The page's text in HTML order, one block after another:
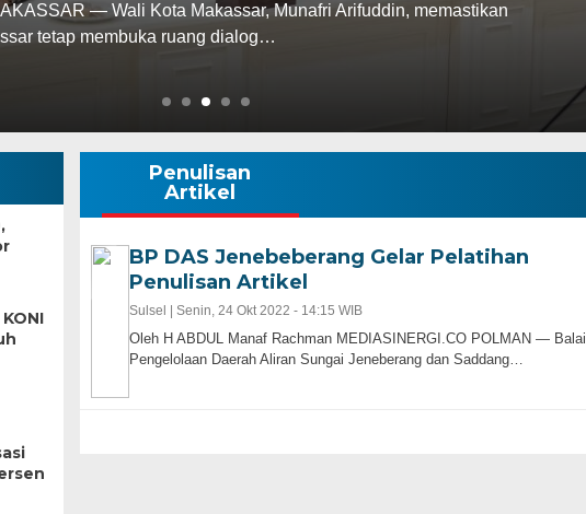
— Pengurus Karang Taruna Kota Makassar menegaskan
strategis Pemerintah Kota Makassar…
Penulisan
Artikel
BP DAS Jenebeberang Gelar Pelatihan
Penulisan Artikel
Sulsel | Senin, 24 Okt 2022 - 14:15 WIB
Oleh H ABDUL Manaf Rachman MEDIASINERGI.CO POLMAN — Balai
Pengelolaan Daerah Aliran Sungai Jeneberang dan Saddang…